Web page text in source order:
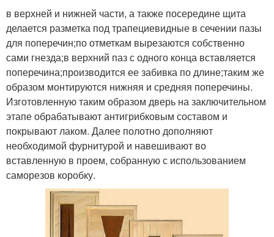
в верхней и нижней части, а также посередине щита
делается разметка под трапециевидные в сечении пазы
для поперечин;по отметкам вырезаются собственно
сами гнезда;в верхний паз с одного конца вставляется
поперечина;производится ее забивка по длине;таким же
образом монтируются нижняя и средняя поперечины.
Изготовленную таким образом дверь на заключительном
этапе обрабатывают антигрибковым составом и
покрывают лаком. Далее полотно дополняют
необходимой фурнитурой и навешивают во
вставленную в проем, собранную с использованием
саморезов коробку.